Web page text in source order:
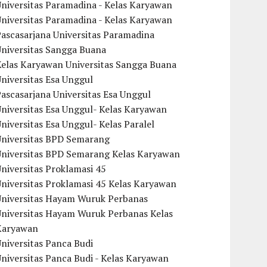
Paramadina - Kelas Karyawan
Paramadina - Kelas Karyawan
Universitas Paramadina
Sangga Buana
Karyawan Universitas Sangga Buana
Esa Unggul
Universitas Esa Unggul
Esa Unggul- Kelas Karyawan
Esa Unggul- Kelas Paralel
BPD Semarang
BPD Semarang Kelas Karyawan
Proklamasi 45
Proklamasi 45 Kelas Karyawan
Hayam Wuruk Perbanas
Hayam Wuruk Perbanas Kelas
Panca Budi
Panca Budi - Kelas Karyawan